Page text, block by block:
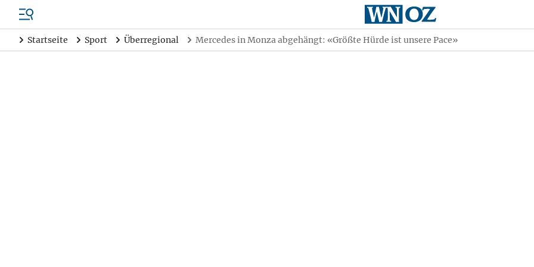
Startseite Sport Überregional Mercedes in Monza abgehängt: «Größte Hürde ist unsere Pace»